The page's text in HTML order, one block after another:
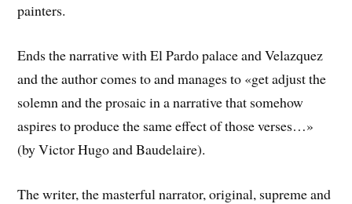
painters.
Ends the narrative with El Pardo palace and Velazquez
and the author comes to and manages to «get adjust the
solemn and the prosaic in a narrative that somehow
aspires to produce the same effect of those verses…»
(by Victor Hugo and Baudelaire).
The writer, the masterful narrator, original, supreme and